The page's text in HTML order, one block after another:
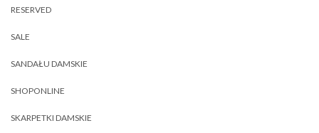
RESERVED
SALE
SANDAŁU DAMSKIE
SHOPONLINE
SKARPETKI DAMSKIE